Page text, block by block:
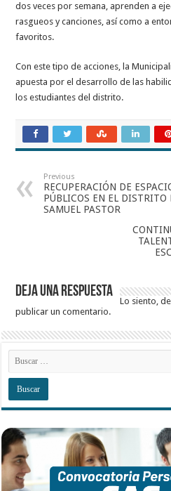
dos veces por semana, aprenden a
rasgueos y canciones, así como a
favoritos.
Con este tipo de acciones, la
apuesta por el desarrollo de las
los estudiantes del distrito.
Previous
RECUPERACIÓN DE
PÚBLICOS EN EL DISTRITO
SAMUEL PASTOR
Deja una respuesta
Lo siento,
publicar un comentario.